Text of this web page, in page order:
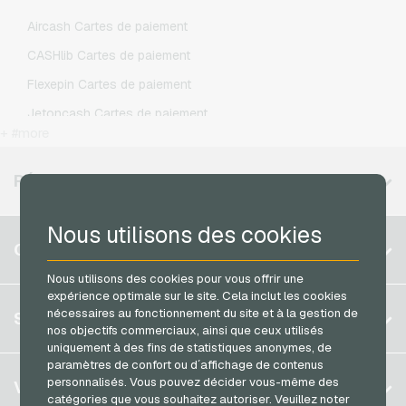
Nous utilisons des cookies
Nous utilisons des cookies pour vous offrir une
expérience optimale sur le site. Cela inclut les cookies
nécessaires au fonctionnement du site et à la gestion de
nos objectifs commerciaux, ainsi que ceux utilisés
uniquement à des fins de statistiques anonymes, de
paramètres de confort ou d´affichage de contenus
personnalisés. Vous pouvez décider vous-même des
catégories que vous souhaitez autoriser. Veuillez noter
Aircash Cartes de paiement
CASHlib Cartes de paiement
Flexepin Cartes de paiement
Jetoncash Cartes de paiement
Neosurf Cartes de paiement
PCS Cartes de paiement
Razer Gold Cartes de paiement
Transcash Cartes de paiement
RÉGIONS DISPONIBLES
Belgique
Allemagne (DE)
Allemagne (EN)
France
Italie
COMPTE
S´inscrire
S´inscrire
Mon panier
SERVICE
FAQ
VGO-SHOP